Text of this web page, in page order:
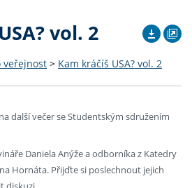
vol. 2
veřejnost > Kam kráčíš USA? vol. 2
další večer se Studentským sdružením
Daniela Anýže a odborníka z Katedry
Hornáta. Přijďte si poslechnout jejich